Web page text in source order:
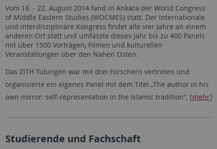
Vom 18. - 22. August 2014 fand in Ankara der World Congress
of Middle Eastern Studies (WOCMES) statt. Der internationale
und interdisziplinäre Kongress findet alle vier Jahre an einem
anderen Ort statt und umfasste dieses Jahr bis zu 400 Panels
mit über 1500 Vorträgen, Filmen und kulturellen
Veranstaltungen über den Nahen Osten.
Das ZITH Tübingen war mit drei Forschern vertreten und
organisierte ein eigenes Panel mit dem Titel „The author in his
own mirror: self-representation in the Islamic tradition“. [mehr]
Studierende und Fachschaft